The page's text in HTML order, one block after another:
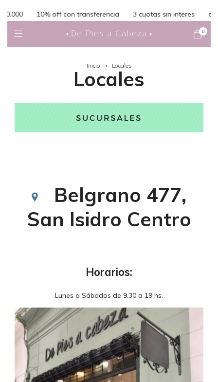
10% off con transferencia 3 cuotas sin interes
0
Inicio > Locales
Locales
Belgrano 477,
San Isidro Centro
Horarios:
Lunes a Sábados de 9.30 a 19 hs.